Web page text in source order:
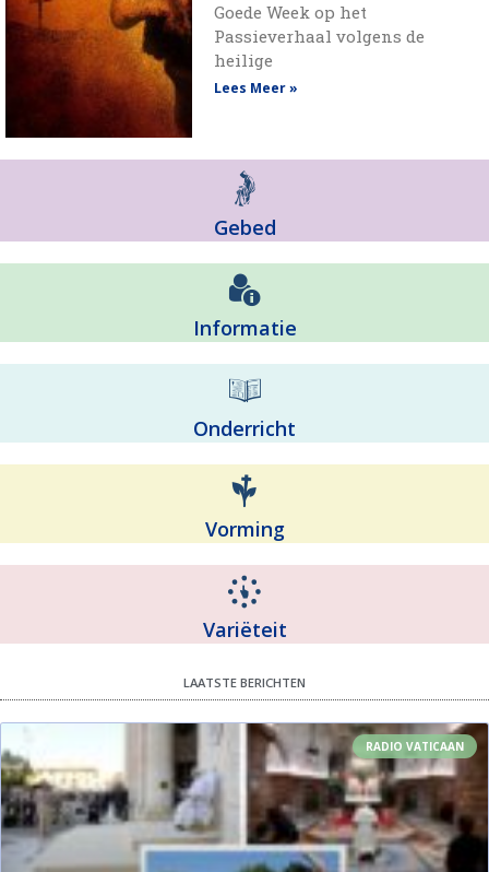
Goede Week op het
Passieverhaal volgens de
heilige
Lees Meer »
Gebed
Informatie
Onderricht
Vorming
Variëteit
LAATSTE BERICHTEN
RADIO VATICAAN